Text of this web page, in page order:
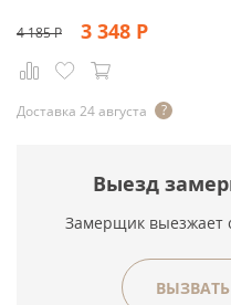
4 185Р 3 348 Р
Доставка 24 августа
Выезд
Замерщик выезжает